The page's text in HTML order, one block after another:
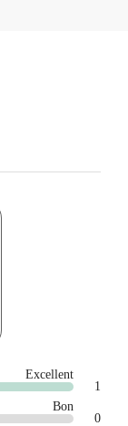
Excellent
1
Bon
0